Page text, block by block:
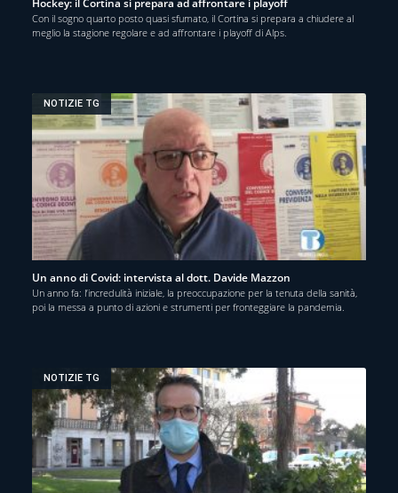
Con il sogno quarto posto quasi sfumato, il Cortina si prepara a chiudere al
meglio la stagione regolare e ad affrontare i playoff di Alps.
NOTIZIE TG
Un anno di Covid: intervista al dott. Davide Mazzon
Un anno fa: l’incredulità iniziale, la preoccupazione per la tenuta della sanità,
poi la messa a punto di azioni e strumenti per fronteggiare la pandemia.
NOTIZIE TG